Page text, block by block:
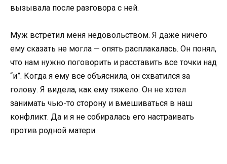
вызывала после разговора с ней.
Муж встретил меня недовольством. Я даже ничего
ему сказать не могла — опять расплакалась. Он понял,
что нам нужно поговорить и расставить все точки над
“и”. Когда я ему все объяснила, он схватился за
голову. Я видела, как ему тяжело. Он не хотел
занимать чью-то сторону и вмешиваться в наш
конфликт. Да и я не собиралась его настраивать
против родной матери.